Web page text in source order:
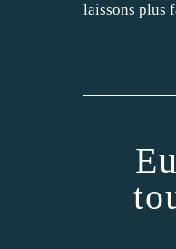
laissons plus